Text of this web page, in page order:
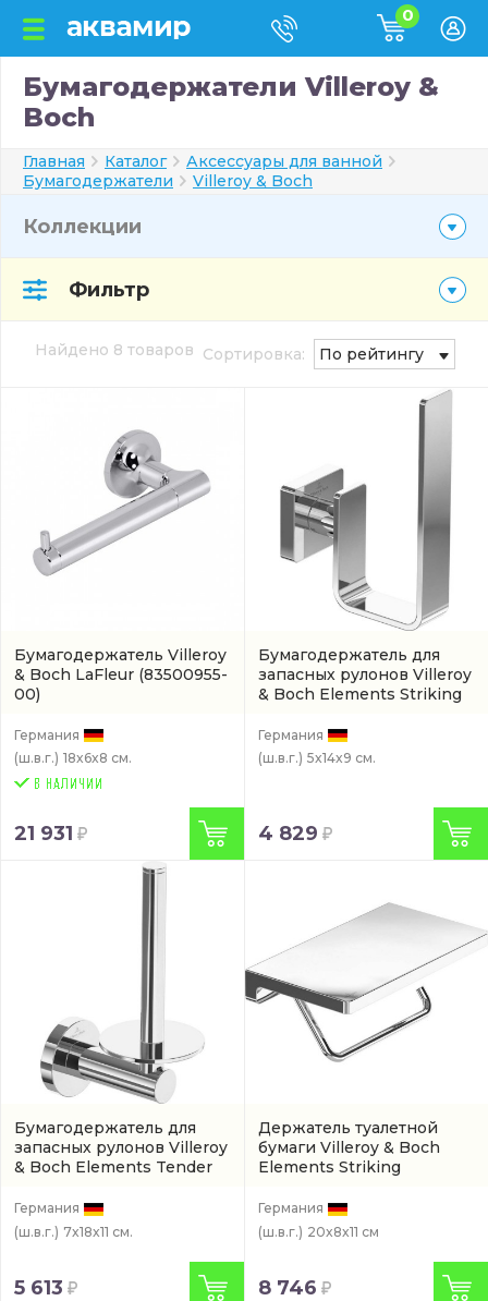
0
Бумагодержатели Villeroy &
Boch
Главная Каталог
Аксессуары для ванной
Бумагодержатели
Villeroy & Boch
Коллекции
Фильтр
Найдено 8 товаров Сортировка: По рейтингу
Бумагодержатель Villeroy
& Boch LaFleur (83500955-
00)
Германия
(ш.в.г.) 18x6x8 см.
21 931
Бумагодержатель для
запасных рулонов Villeroy
& Boch Elements Striking
Германия
(ш.в.г.) 5x14x9 см.
4 829
Бумагодержатель для
запасных рулонов Villeroy
& Boch Elements Tender
Германия
(ш.в.г.) 7x18x11 см.
5 613
Держатель туалетной
бумаги Villeroy & Boch
Elements Striking
Германия
(ш.в.г.) 20x8x11 см
8 746